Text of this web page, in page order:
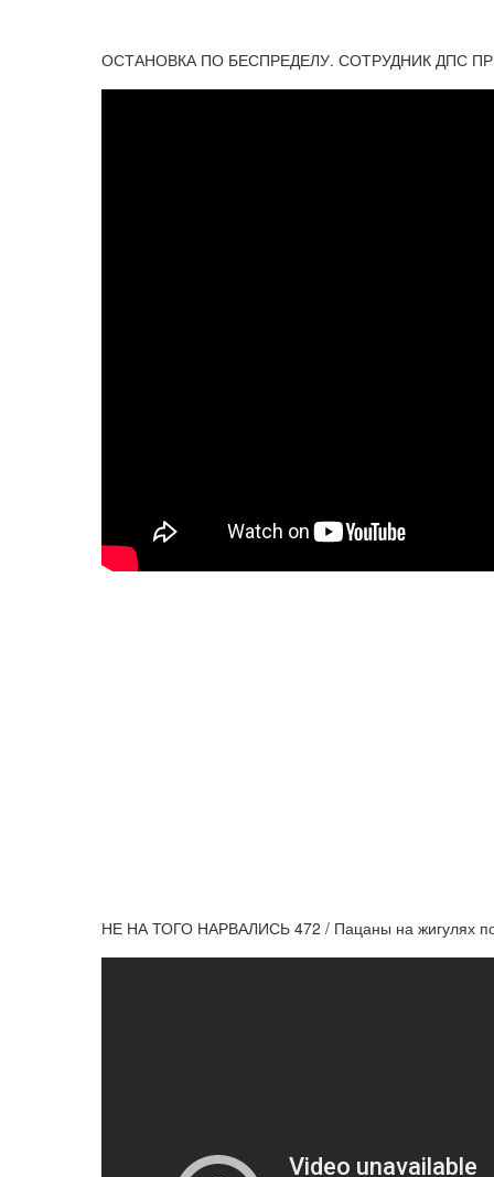
ОСТАНОВКА ПО БЕСПРЕДЕЛУ. СОТРУДНИК ДПС
НЕ НА ТОГО НАРВАЛИСЬ 472 / Пацаны на жигулях